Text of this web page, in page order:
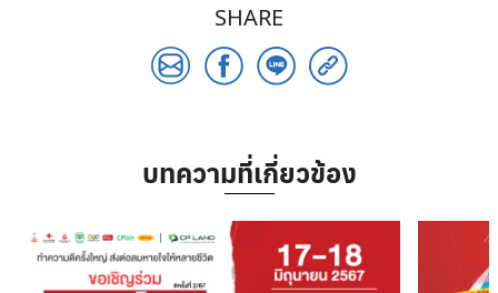
SHARE
บทความที่เกี่ยวข้อง